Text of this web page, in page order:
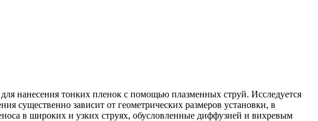
нанесения тонких пленок с помощью плазменных струй. Исследуется
существенно зависит от геометрических размеров установки, в
в широких и узких струях, обусловленные диффузией и вихревым